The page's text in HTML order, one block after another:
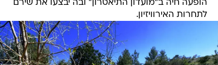
הופעה חיה ב"מועדון התיאטרון" ובה יבצעו את שירם
לתחרות האירוויזיון.